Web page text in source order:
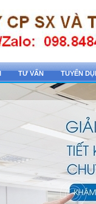
TƯ VẤN TUYỂN